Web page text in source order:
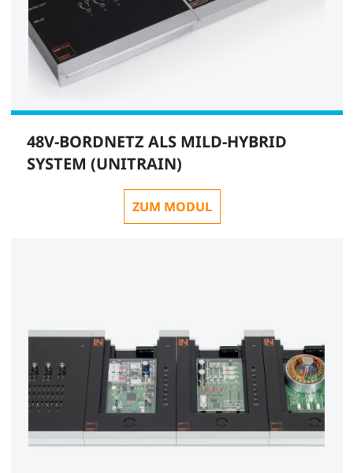
48V-BORDNETZ ALS MILD-HYBRID
SYSTEM (UNITRAIN)
ZUM MODUL